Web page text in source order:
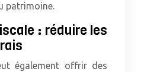
patrimoine.
: réduire les
également offrir des